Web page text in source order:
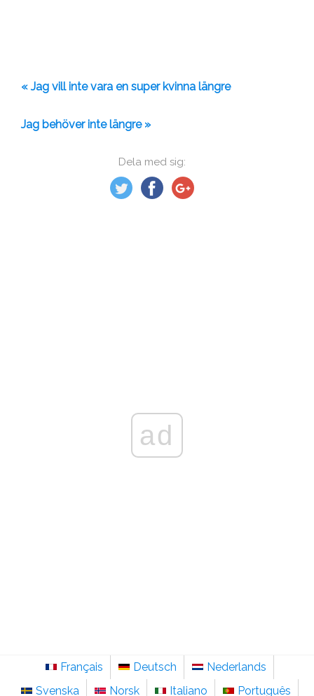
Dela med sig:
« Jag vill inte vara en super kvinna längre
Jag behöver inte längre »
ad
Français Deutsch
Nederlands
Svenska
Norsk Italiano Português